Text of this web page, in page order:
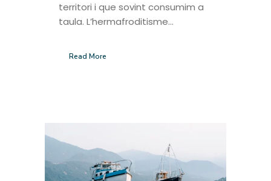
territori i que sovint consumim a
taula. L’hermafroditisme...
Read More